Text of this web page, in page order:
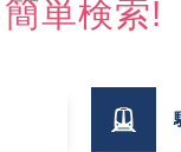
簡単検索!